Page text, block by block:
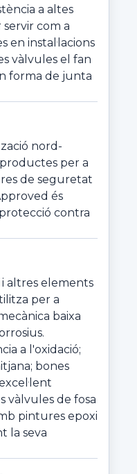
a altes
com a
en instal·lacions
vàlvules el fan
forma de junta
nord-
per a
de seguretat
és
contra
altres elements
per a
baixa
a l'oxidació;
bones
vàlvules de fosa
pintures epoxi
la seva